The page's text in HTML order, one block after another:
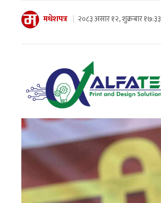
मधेशपत्र २०८३ असार १२, शुक्रबार १७:३३